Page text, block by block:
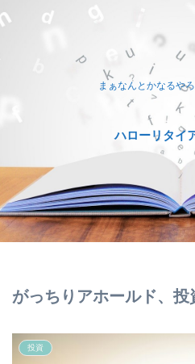
まぁなんとかなるや
ハローリタイ
がっちりアホールド、投
投資